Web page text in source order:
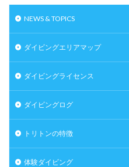
NEWS & TOPICS
ダイビングエリアマップ
ダイビングライセンス
ダイビングログ
トリトンの特徴
体験ダイビング